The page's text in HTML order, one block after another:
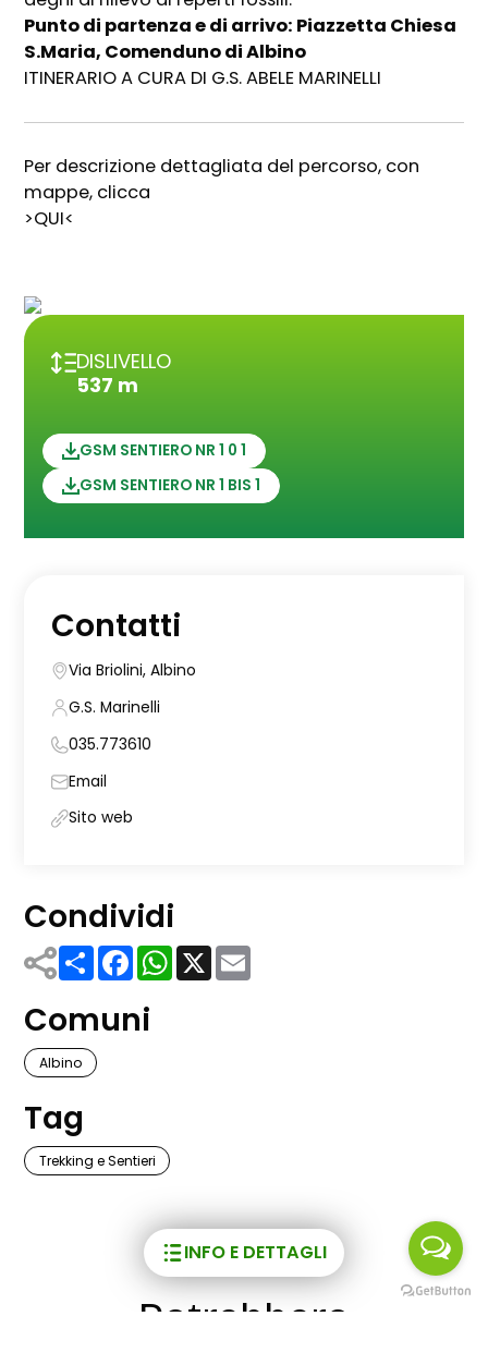
INFO E DETTAGLI
Punto di partenza e di arrivo: Piazzetta Chiesa
S.Maria, Comenduno di Albino
ITINERARIO A CURA DI G.S. ABELE MARINELLI
Per descrizione dettagliata del percorso, con
mappe, clicca
>QUI<
DISLIVELLO
537 m
GSM SENTIERO NR 1 0 1
GSM SENTIERO NR 1 BIS 1
Contatti
Via Briolini, Albino
G.S. Marinelli
035.773610
Email
Sito web
Condividi
ShareFacebook
WhatsApp
X
Comuni
Albino
Tag
Trekking e Sentieri
Potrebbero